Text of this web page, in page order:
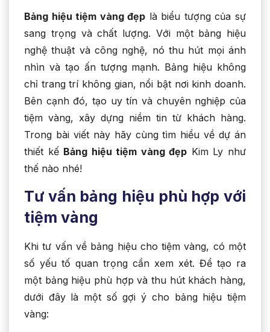
Bảng hiệu tiệm vàng đẹp là biểu tượng của sự
sang trọng và chất lượng. Với một bảng hiệu
nghệ thuật và công nghệ, nó thu hút mọi ánh
nhìn và tạo ấn tượng mạnh. Bảng hiệu không
chỉ trang trí không gian, nổi bật nơi kinh doanh.
Bên cạnh đó, tạo uy tín và chuyên nghiệp của
tiệm vàng, xây dựng niềm tin từ khách hàng.
Trong bài viết này hãy cùng tìm hiểu về dự án
thiết kế Bảng hiệu tiệm vàng đẹp Kim Ly như
thế nào nhé!
Tư vấn bảng hiệu phù hợp với
tiệm vàng
Khi tư vấn về bảng hiệu cho tiệm vàng, có một
số yếu tố quan trọng cần xem xét. Để tạo ra
một bảng hiệu phù hợp và thu hút khách hàng,
dưới đây là một số gợi ý cho bảng hiệu tiệm
vàng: